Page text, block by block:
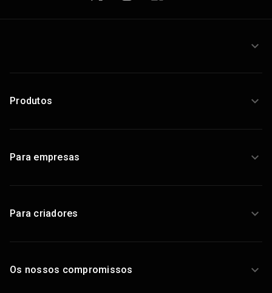
Produtos
Para empresas
Para criadores
Os nossos compromissos